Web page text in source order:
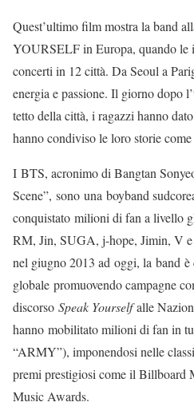
Quest’ultimo film mostra la band
YOURSELF in Europa, quando le
concerti in 12 città. Da Seoul a
energia e passione. Il giorno dopo
tetto della città, i ragazzi hanno
hanno condiviso le loro storie
I BTS, acronimo di Bangtan
Scene”, sono una boyband
conquistato milioni di fan a livello
RM, Jin, SUGA, j-hope, Jimin, V
nel giugno 2013 ad oggi, la band è
globale promuovendo campagne
discorso Speak Yourselfalle
hanno mobilitato milioni di fan in
“ARMY”), imponendosi nelle
premi prestigiosi come il Billboard
Music Awards.